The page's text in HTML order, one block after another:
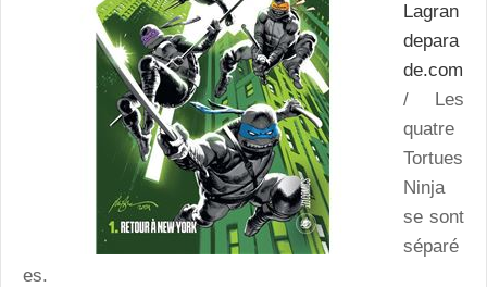
Lagran
depara
de.com
/ Les
quatre
Tortues
Ninja
se sont
séparé
es.